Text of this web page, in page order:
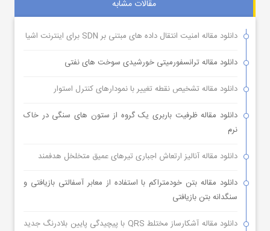
مقالات مشابه
دانلود مقاله امنیت انتقال داده های مبتنی بر SDN برای اینترنت اشیا
دانلود مقاله ترانسفورمیتی خورشیدی سوخت های نفتی
دانلود مقاله تشخیص نقطه تغییر با نمودارهای کنترل استوار
دانلود مقاله ظرفیت باربری یک گروه از ستون های سنگی در خاک
نرم
دانلود مقاله آنالیز ارتعاش اجباری تیرهای عمیق متخلخل هدفمند
دانلود مقاله بتن خودمتراکم با استفاده از معابر آسفالتی بازیافتی و
سنگدانه بتن بازیافتی
دانلود مقاله آشکارساز مختلط QRS با پیچیدگی پایین بلادرنگ جدید